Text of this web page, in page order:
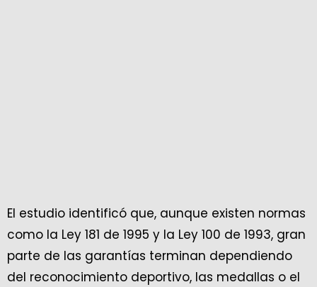
El estudio identificó que, aunque existen normas
como la Ley 181 de 1995 y la Ley 100 de 1993, gran
parte de las garantías terminan dependiendo
del reconocimiento deportivo, las medallas o el